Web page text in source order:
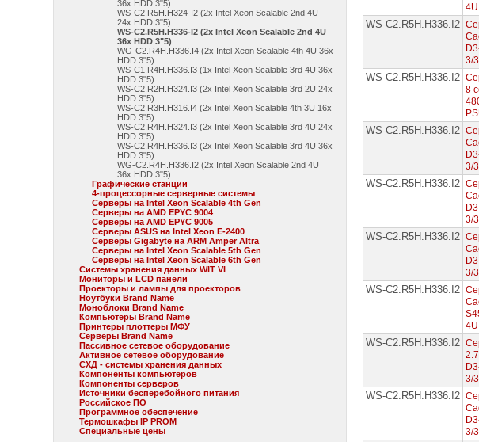
36x HDD 3"5)
WS-C2.R5H.H324-I2 (2x Intel Xeon Scalable 2nd 4U
24x HDD 3"5)
WS-C2.R5H.H336-I2 (2x Intel Xeon Scalable 2nd 4U
36x HDD 3"5)
WG-C2.R4H.H336.I4 (2x Intel Xeon Scalable 4th 4U 36x
HDD 3"5)
WS-C1.R4H.H336.I3 (1x Intel Xeon Scalable 3rd 4U 36x
HDD 3"5)
WS-C2.R2H.H324.I3 (2x Intel Xeon Scalable 3rd 2U 24x
HDD 3"5)
WS-C2.R3H.H316.I4 (2x Intel Xeon Scalable 4th 3U 16x
HDD 3"5)
WS-C2.R4H.H324.I3 (2x Intel Xeon Scalable 3rd 4U 24x
HDD 3"5)
WS-C2.R4H.H336.I3 (2x Intel Xeon Scalable 3rd 4U 36x
HDD 3"5)
WG-C2.R4H.H336.I2 (2x Intel Xeon Scalable 2nd 4U
36x HDD 3"5)
Графические станции
4-процессорные серверные системы
Серверы на Intel Xeon Scalable 4th Gen
Серверы на AMD EPYC 9004
Серверы на AMD EPYC 9005
Серверы ASUS на Intel Xeon E-2400
Серверы Gigabyte на ARM Amper Altra
Серверы на Intel Xeon Scalable 5th Gen
Серверы на Intel Xeon Scalable 6th Gen
Системы хранения данных WIT VI
Мониторы и LCD панели
Проекторы и лампы для проекторов
Ноутбуки Brand Name
Моноблоки Brand Name
Компьютеры Brand Name
Принтеры плоттеры МФУ
Серверы Brand Name
Пассивное сетевое оборудование
Активное сетевое оборудование
СХД - системы хранения данных
Компоненты компьютеров
Компоненты серверов
Источники бесперебойного питания
Российское ПО
Программное обеспечение
Термошкафы IP PROM
Специальные цены
WS-C2.R5H.H336.I2
3/
WS-C2.R5H.H336.I2
8
WS-C2.R5H.H336.I2
3/
WS-C2.R5H.H336.I2
3/
WS-C2.R5H.H336.I2
3/
WS-C2.R5H.H336.I2
WS-C2.R5H.H336.I2
3/
WS-C2.R5H.H336.I2
3/